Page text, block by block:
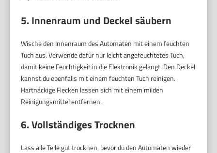
5. Innenraum und Deckel säubern
Wische den Innenraum des Automaten mit einem feuchten
Tuch aus. Verwende dafür nur leicht angefeuchtetes Tuch,
damit keine Feuchtigkeit in die Elektronik gelangt. Den Deckel
kannst du ebenfalls mit einem feuchten Tuch reinigen.
Hartnäckige Flecken lassen sich mit einem milden
Reinigungsmittel entfernen.
6. Vollständiges Trocknen
Lass alle Teile gut trocknen, bevor du den Automaten wieder